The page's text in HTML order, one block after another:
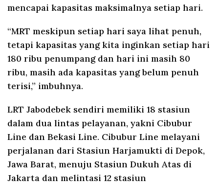
mencapai kapasitas maksimalnya setiap hari.
“MRT meskipun setiap hari saya lihat penuh,
tetapi kapasitas yang kita inginkan setiap hari
180 ribu penumpang dan hari ini masih 80
ribu, masih ada kapasitas yang belum penuh
terisi,” imbuhnya.
LRT Jabodebek sendiri memiliki 18 stasiun
dalam dua lintas pelayanan, yakni Cibubur
Line dan Bekasi Line. Cibubur Line melayani
perjalanan dari Stasiun Harjamukti di Depok,
Jawa Barat, menuju Stasiun Dukuh Atas di
Jakarta dan melintasi 12 stasiun